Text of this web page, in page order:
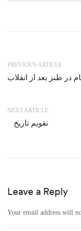
PREVIOUS ARTICLE
در طنز بعد از انقلاب
NEXT ARTICLE
تقویم تاریخ
Leave a Reply
Your email address will